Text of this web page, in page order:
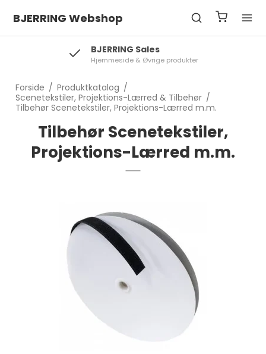
BJERRING Webshop
BJERRING Sales
Hjemmeside & Øvrige produkter
Forside / Produktkatalog /
Scenetekstiler, Projektions-Lærred & Tilbehør /
Tilbehør Scenetekstiler, Projektions-Lærred m.m.
Tilbehør Scenetekstiler,
Projektions-Lærred m.m.